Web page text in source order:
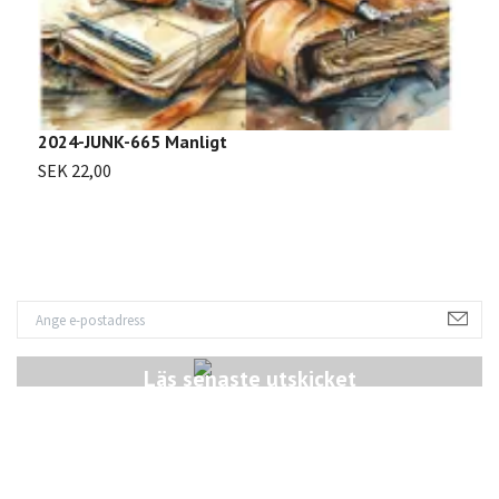
Läs senaste utskicket
2024-JUNK-665 Manligt
SEK 22,00